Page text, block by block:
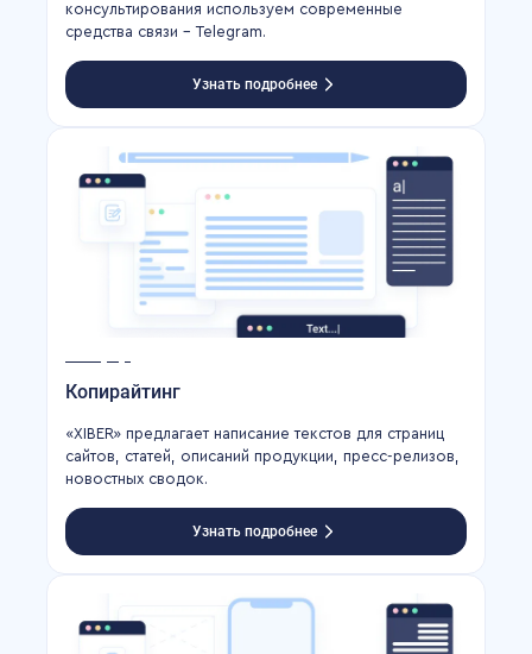
консультирования используем современные
средства связи – Telegram.
Узнать подробнее
Копирайтинг
«XIBER» предлагает написание текстов для страниц
сайтов, статей, описаний продукции, пресс-релизов,
новостных сводок.
Узнать подробнее